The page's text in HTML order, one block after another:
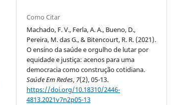
Como Citar
Machado, F. V., Ferla, A. A., Bueno, D.,
Pereira, M. das G., & Bitencourt, R. R. (2021).
O ensino da saúde e orgulho de lutar por
equidade e justiça: acenos para uma
democracia como construção cotidiana.
Saúde Em Redes, 7(2), 05-13.
https://doi.org/10.18310/2446-
4813.2021v7n2p05-13